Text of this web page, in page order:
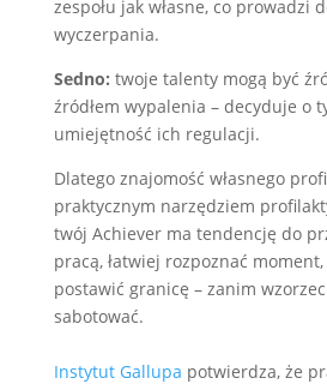
zespołu jak własne, co prowadzi
wyczerpania.
Sedno: twoje talenty mogą być
źródłem wypalenia – decyduje o
umiejętność ich regulacji.
Dlatego znajomość własnego
praktycznym narzędziem
twój Achiever ma tendencję do
pracą, łatwiej rozpoznać
postawić granicę – zanim
sabotować.
Instytut Gallupa potwierdza, że